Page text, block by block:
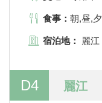
食事： 朝,昼,夕
宿泊地： 麗江
D4 麗江